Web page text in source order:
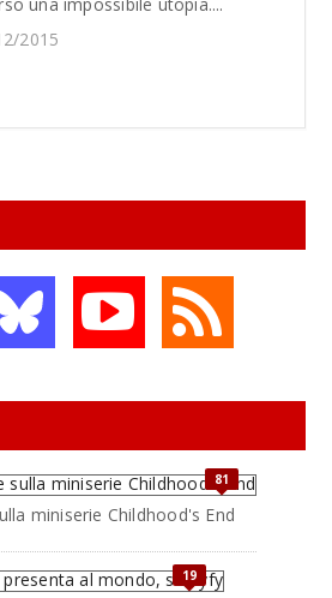
2015
81
miniserie Childhood's End
19